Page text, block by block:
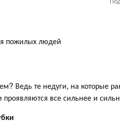
пожилых людей
Ведь те недуги, на которые
все сильнее и